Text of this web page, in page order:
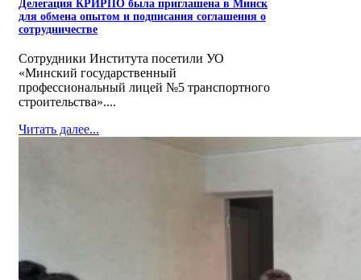
Делегация КРИРПО была приглашена в Минск
для обмена опытом и подписания соглашения о
сотрудничестве
Сотрудники Института посетили УО
«Минский государственный
профессиональный лицей №5 транспортного
строительства»....
Читать далее...